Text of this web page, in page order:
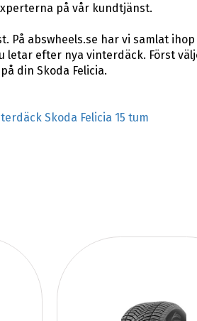
på vår kundtjänst.
abswheels.se har vi samlat
letar efter nya vinterdäck. Först
din Skoda Felicia.
Skoda Felicia 15 tum